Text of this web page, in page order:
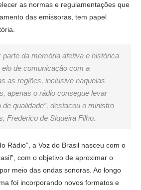
as normas e regulamentações que
das emissoras, tem papel
parte da memória afetiva e histórica
de comunicação com a
as regiões, inclusive naquelas
apenas o rádio consegue levar
qualidade”, destacou o ministro
Frederico de Siqueira Filho.
Rádio”, a Voz do Brasil nasceu com o
com o objetivo de aproximar o
meio das ondas sonoras. Ao longo
foi incorporando novos formatos e